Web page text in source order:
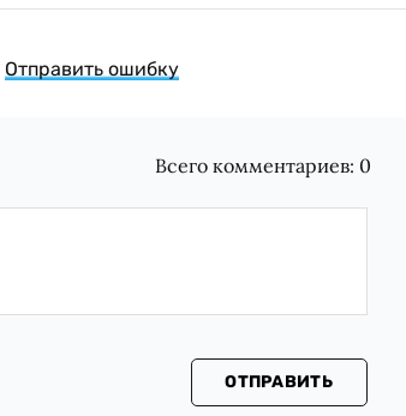
Отправить ошибку
Всего комментариев: 0
ОТПРАВИТЬ